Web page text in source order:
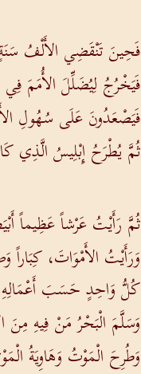
فَحِينَ تَنْقَضِي الأَلْفُ
فَيَخْرُجُ لِيُضَلِّلَ الأُمَمَ
فَيَصْعَدُونَ عَلَى سُهُولِ
ثُمَّ يُطْرَحُ إِبْلِيسُ الَّذِي
ثُمَّ رَأَيْتُ عَرْشاً عَظِيماً
وَرَأَيْتُ الأَمْوَاتَ،
كُلُّ وَاحِدٍ حَسَبَ
وَسَلَّمَ الْبَحْرُ مَنْ فِيهِ
وَطُرِحَ الْمَوْتُ وَهَاوِيَةُ